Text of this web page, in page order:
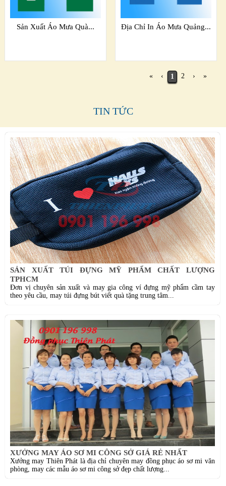
Sản Xuất Áo Mưa Quà... Địa Chỉ In Áo Mưa Quảng...
« ‹ 1 2 › »
TIN TỨC
SẢN XUẤT TÚI ĐỰNG MỸ PHẨM CHẤT LƯỢNG
TPHCM
Đơn vị chuyên sản xuất và may gia công ví đựng mỹ phẩm cầm tay
theo yêu cầu, may túi đựng bút viết quà tặng trung tâm...
XƯỞNG MAY ÁO SƠ MI CÔNG SỞ GIÁ RẺ NHẤT
Xưởng may Thiên Phát là địa chỉ chuyên may đồng phục áo sơ mi văn
phòng, may các mẫu áo sơ mi công sở đẹp chất lượng...